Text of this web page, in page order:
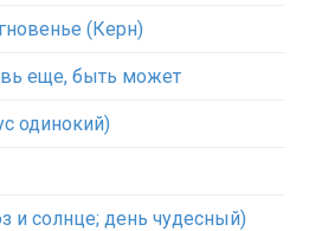
(Керн)
еще, быть может
одинокий)
и солнце; день чудесный)